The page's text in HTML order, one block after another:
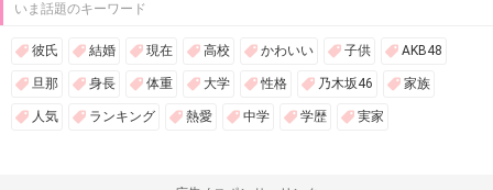
いま話題のキーワード
彼氏 結婚 現在 高校 かわいい 子供 AKB48
旦那 身長 体重 大学 性格 乃木坂46 家族
人気 ランキング 熱愛 中学 学歴 実家